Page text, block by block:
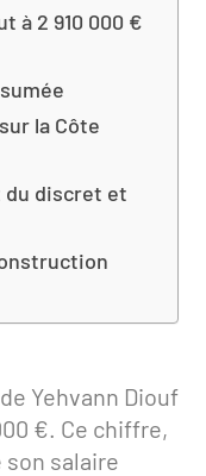
à 2 910 000 €
la Côte
du discret et
Yehvann Diouf
€. Ce chiffre,
salaire